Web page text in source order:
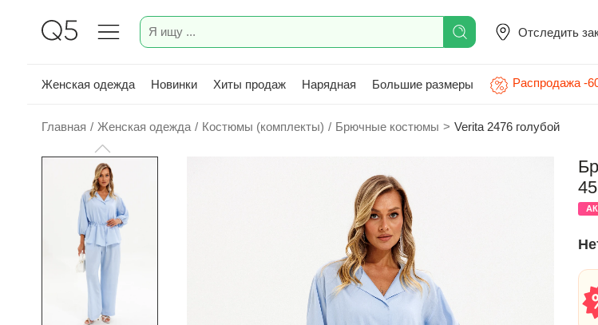
Отследить
Женская одежда Новинки Хиты продаж Нарядная Большие размеры Распродажа -
Главная / Женская одежда / Костюмы (комплекты) / Брючные костюмы > Verita 2476 голубой